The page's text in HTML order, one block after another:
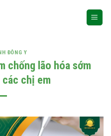
ĐÔNG Y
chống lão hóa sớm
chị em